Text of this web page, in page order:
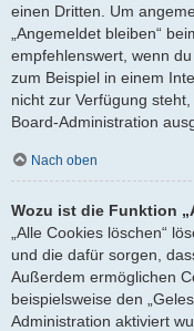
einen Dritten. Um
„Angemeldet bleiben“
empfehlenswert, wenn
zum Beispiel in einem
nicht zur Verfügung
Board-Administration
Nach oben
Wozu ist die Funktion
„Alle Cookies löschen“
und die dafür sorgen,
Außerdem ermöglichen
beispielsweise den
Administration aktiviert